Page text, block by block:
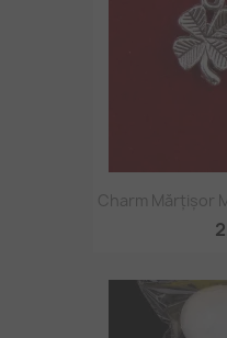
Charm Mărțișor